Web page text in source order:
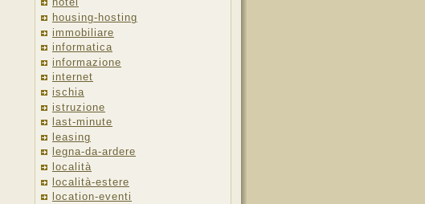
housing-hosting
immobiliare
informatica
informazione
internet
ischia
istruzione
last-minute
leasing
legna-da-ardere
località
località-estere
location-eventi